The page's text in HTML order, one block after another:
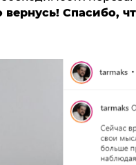
вернусь! Спасибо,